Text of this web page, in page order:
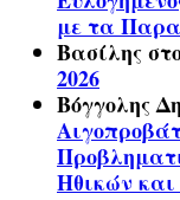
με τα
Βασίλης
2026
Βόγγολης
Ηθικών